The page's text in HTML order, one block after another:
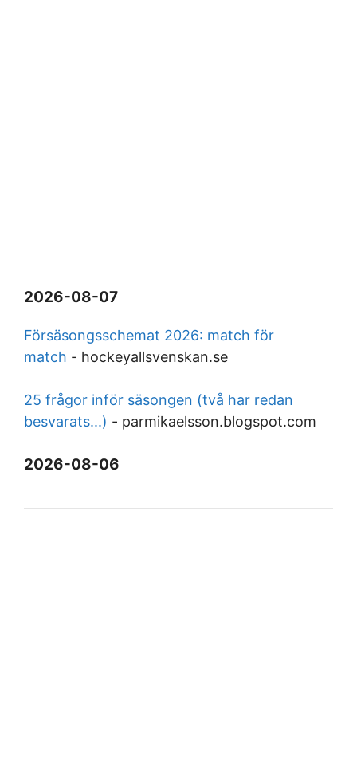
2026-08-07
Försäsongsschemat 2026: match för
match - hockeyallsvenskan.se
25 frågor inför säsongen (två har redan
besvarats...) - parmikaelsson.blogspot.com
2026-08-06